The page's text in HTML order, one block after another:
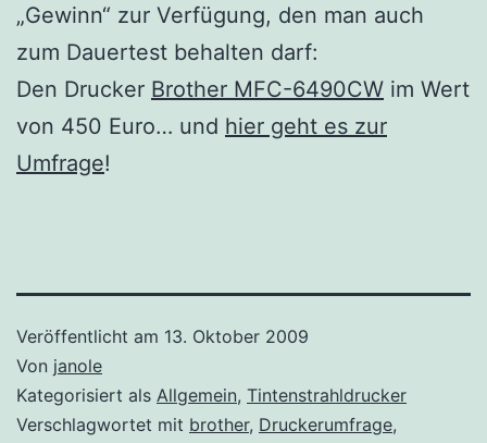
„Gewinn“ zur Verfügung, den man auch
zum Dauertest behalten darf:
Den Drucker Brother MFC-6490CW im Wert
von 450 Euro… und hier geht es zur
Umfrage!
Veröffentlicht am 13. Oktober 2009
Von janole
Kategorisiert als Allgemein, Tintenstrahldrucker
Verschlagwortet mit brother, Druckerumfrage,